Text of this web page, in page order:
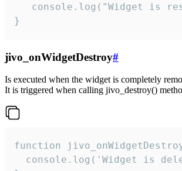
console.log("Widget is
}
jivo_onWidgetDestroy#
Is executed when the widget is completely
It is triggered when calling jivo_destroy()
function
console.log('Widget is